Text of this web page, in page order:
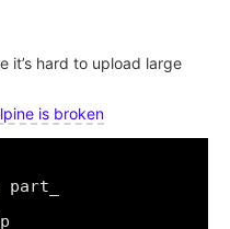
it’s hard to upload large
is broken